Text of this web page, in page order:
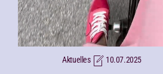
Aktuelles 10.07.2025